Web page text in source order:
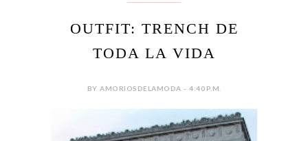
OUTFIT: TRENCH DE
TODA LA VIDA
BY AMORIOSDELAMODA - 4:40 P.M.